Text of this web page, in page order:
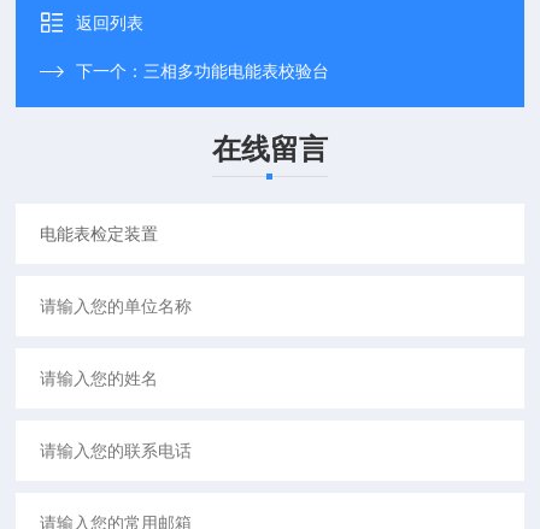
返回列表
下一个： 三相多功能电能表校验台
在线留言